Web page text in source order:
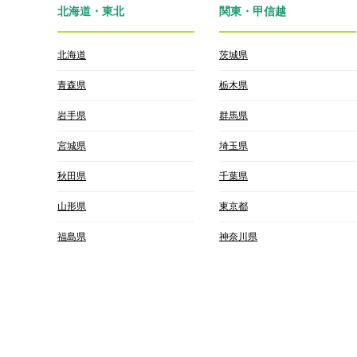
北海道・東北
北海道
青森県
岩手県
宮城県
秋田県
山形県
福島県
関東・甲信越
茨城県
栃木県
群馬県
埼玉県
千葉県
東京都
神奈川県